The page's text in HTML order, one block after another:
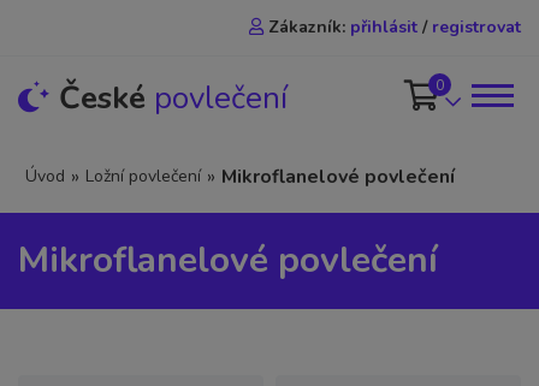
Zákazník: přihlásit / registrovat
České povlečení 0
Úvod » Ložní povlečení » Mikroflanelové povlečení
Mikroflanelové povlečení